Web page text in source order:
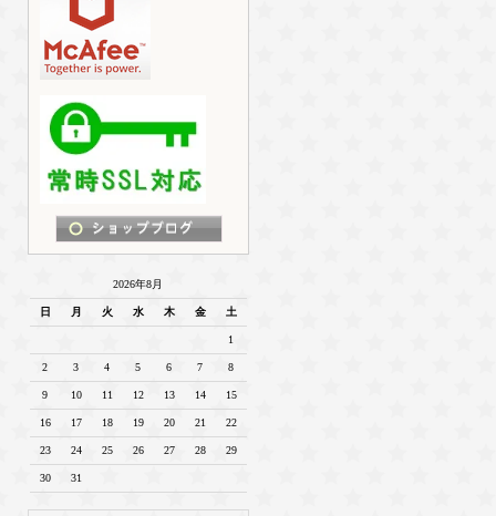
2026年8月
日 月 火 水 木 金 土
1
2 3 4 5 6 7 8
9 10 11 12 13 14 15
16 17 18 19 20 21 22
23 24 25 26 27 28 29
30 31